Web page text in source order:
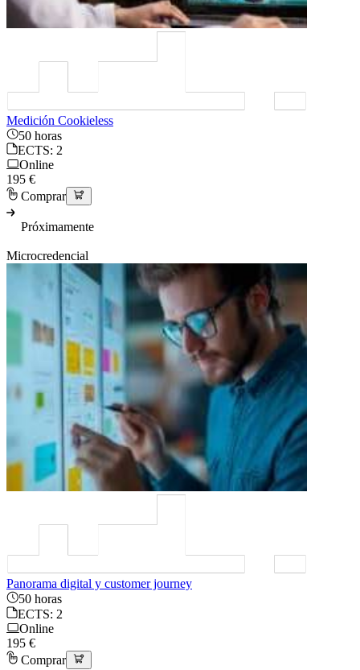
Medición Cookieless
50 horas
ECTS: 2
Online
195 €
Comprar
Próximamente
Microcredencial
Panorama digital y customer journey
50 horas
ECTS: 2
Online
195 €
Comprar